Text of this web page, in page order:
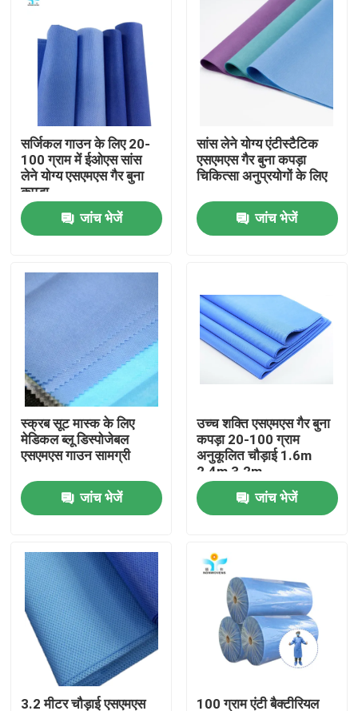
उत्पादों
हमारे बारे में
कारखाना भ्रमण
गुणवत्ता नियंत्रण
संपर्क करें
एक उद्धरण का अनुरोध करें
डिस्पोजेबल सुरक्षात्मक पहनें
डिस्पोजेबल सुरक्षात्मक सूट
डिस्पोजेबल सुरक्षात्मक आवरण
सर्जिकल गाउन के लिए 20-
100 ग्राम में ईओएस सांस
लेने योग्य एसएमएस गैर बुना
कपड़ा
जांच भेजें
सांस लेने योग्य एंटीस्टैटिक
एसएमएस गैर बुना कपड़ा
चिकित्सा अनुप्रयोगों के लिए
जांच भेजें
स्क्रब सूट मास्क के लिए
मेडिकल ब्लू डिस्पोजेबल
एसएमएस गाउन सामग्री
जांच भेजें
उच्च शक्ति एसएमएस गैर बुना
कपड़ा 20-100 ग्राम
अनुकूलित चौड़ाई 1.6m
2.4m 3.2m
जांच भेजें
3.2 मीटर चौड़ाई एसएमएस 100 ग्राम एंटी बैक्टीरियल